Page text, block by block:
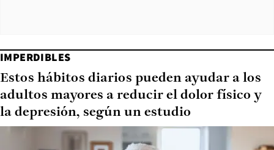
IMPERDIBLES
Estos hábitos diarios pueden ayudar a los
adultos mayores a reducir el dolor físico y
la depresión, según un estudio